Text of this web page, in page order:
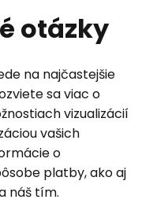
otázky
na najčastejšie
sa viac o
vizualizácií
vašich
o
platby, ako aj
náš tím.